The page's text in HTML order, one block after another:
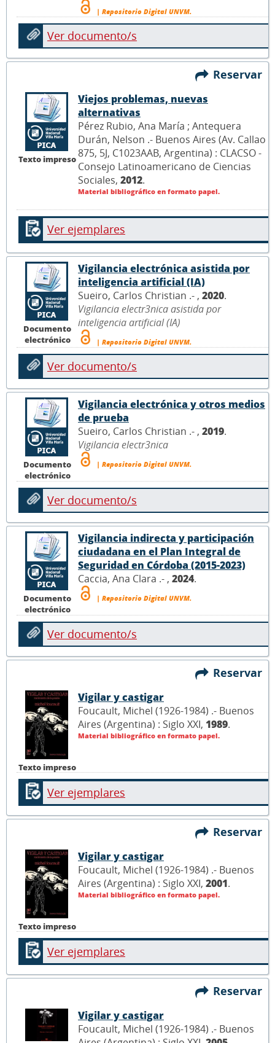
| Repositorio Digital UNVM.
Ver documento/s
Reservar
Texto impreso
Viejos problemas, nuevas
alternativas
Pérez Rubio, Ana María ; Antequera
Durán, Nelson .- Buenos Aires (Av. Callao
875, 5J, C1023AAB, Argentina) : CLACSO -
Consejo Latinoamericano de Ciencias
Sociales, 2012.
Material bibliográfico en formato papel.
Ver ejemplares
Documento
electrónico
Vigilancia electrónica asistida por
inteligencia artificial (IA)
Sueiro, Carlos Christian .- , 2020.
Vigilancia electr3nica asistida por
inteligencia artificial (IA)
| Repositorio Digital UNVM.
Ver documento/s
Documento
electrónico
Vigilancia electrónica y otros medios
de prueba
Sueiro, Carlos Christian .- , 2019.
Vigilancia electr3nica
| Repositorio Digital UNVM.
Ver documento/s
Documento
electrónico
Vigilancia indirecta y participación
ciudadana en el Plan Integral de
Seguridad en Córdoba (2015-2023)
Caccia, Ana Clara .- , 2024.
| Repositorio Digital UNVM.
Ver documento/s
Reservar
Texto impreso
Vigilar y castigar
Foucault, Michel (1926-1984) .- Buenos
Aires (Argentina) : Siglo XXI, 1989.
Material bibliográfico en formato papel.
Ver ejemplares
Reservar
Texto impreso
Vigilar y castigar
Foucault, Michel (1926-1984) .- Buenos
Aires (Argentina) : Siglo XXI, 2001.
Material bibliográfico en formato papel.
Ver ejemplares
Reservar
Vigilar y castigar
Foucault, Michel (1926-1984) .- Buenos